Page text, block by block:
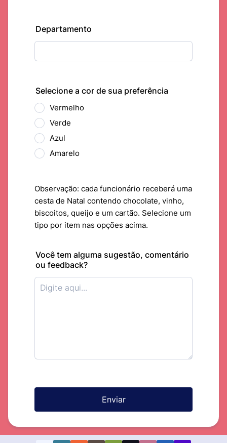
Departamento
Selecione a cor de sua preferência
Vermelho
Verde
Azul
Amarelo
Observação: cada funcionário receberá uma
cesta de Natal contendo chocolate, vinho,
biscoitos, queijo e um cartão. Selecione um
tipo por item nas opções acima.
Você tem alguma sugestão, comentário
ou feedback?
Enviar